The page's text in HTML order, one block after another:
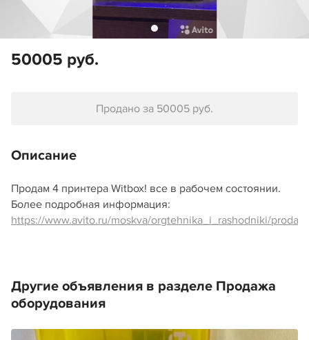
50005 руб.
Продано за 50005 руб.
Описание
Продам 4 принтера Witbox! все в рабочем состоянии.
Более подробная информация:
https://www.avito.ru/moskva/orgtehnika_i_rashodniki/
Другие объявления в разделе Продажа
оборудования